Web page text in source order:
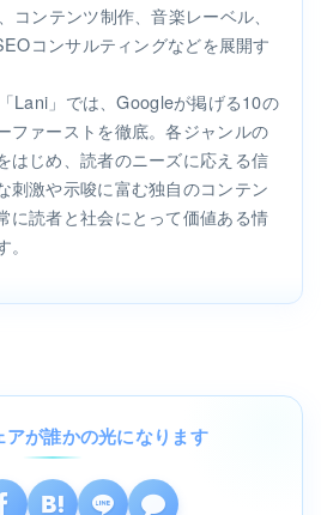
コンテンツ制作、音楽レーベル、
コンサルティングなどを展開す
Lani」では、Googleが掲げる10の
ファーストを徹底。各ジャンルの
はじめ、読者のニーズに応える信
刺激や示唆に富む独自のコンテン
に読者と社会にとって価値ある情
アが誰かの光になります